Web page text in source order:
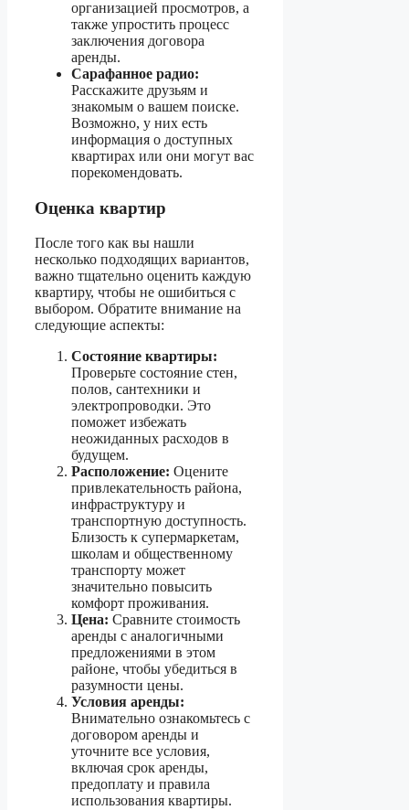
организацией просмотров, а
также упростить процесс
заключения договора
аренды.
Сарафанное радио:
Расскажите друзьям и
знакомым о вашем поиске.
Возможно, у них есть
информация о доступных
квартирах или они могут вас
порекомендовать.
Оценка квартир
После того как вы нашли
несколько подходящих вариантов,
важно тщательно оценить каждую
квартиру, чтобы не ошибиться с
выбором. Обратите внимание на
следующие аспекты:
Состояние квартиры:
Проверьте состояние стен,
полов, сантехники и
электропроводки. Это
поможет избежать
неожиданных расходов в
будущем.
Расположение: Оцените
привлекательность района,
инфраструктуру и
транспортную доступность.
Близость к супермаркетам,
школам и общественному
транспорту может
значительно повысить
комфорт проживания.
Цена: Сравните стоимость
аренды с аналогичными
предложениями в этом
районе, чтобы убедиться в
разумности цены.
Условия аренды:
Внимательно ознакомьтесь с
договором аренды и
уточните все условия,
включая срок аренды,
предоплату и правила
использования квартиры.